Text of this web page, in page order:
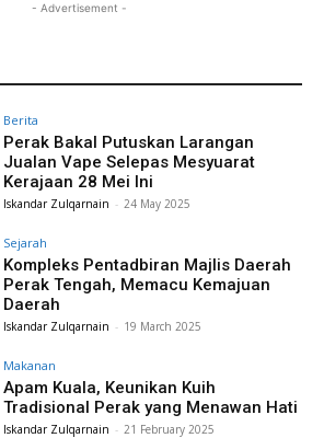
- Advertisement -
Berita
Perak Bakal Putuskan Larangan
Jualan Vape Selepas Mesyuarat
Kerajaan 28 Mei Ini
Iskandar Zulqarnain - 24 May 2025
Sejarah
Kompleks Pentadbiran Majlis Daerah
Perak Tengah, Memacu Kemajuan
Daerah
Iskandar Zulqarnain - 19 March 2025
Makanan
Apam Kuala, Keunikan Kuih
Tradisional Perak yang Menawan Hati
Iskandar Zulqarnain - 21 February 2025